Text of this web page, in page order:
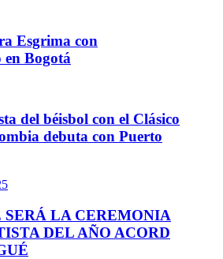
Esgrima con
en Bogotá
del béisbol con el Clásico
debuta con Puerto
SERÁ LA CEREMONIA
DEL AÑO ACORD